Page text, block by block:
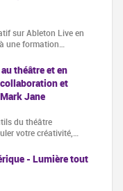
sur Ableton Live en
une formation…
théâtre et en
et
Jane
du théâtre
votre créativité,…
- Lumière tout